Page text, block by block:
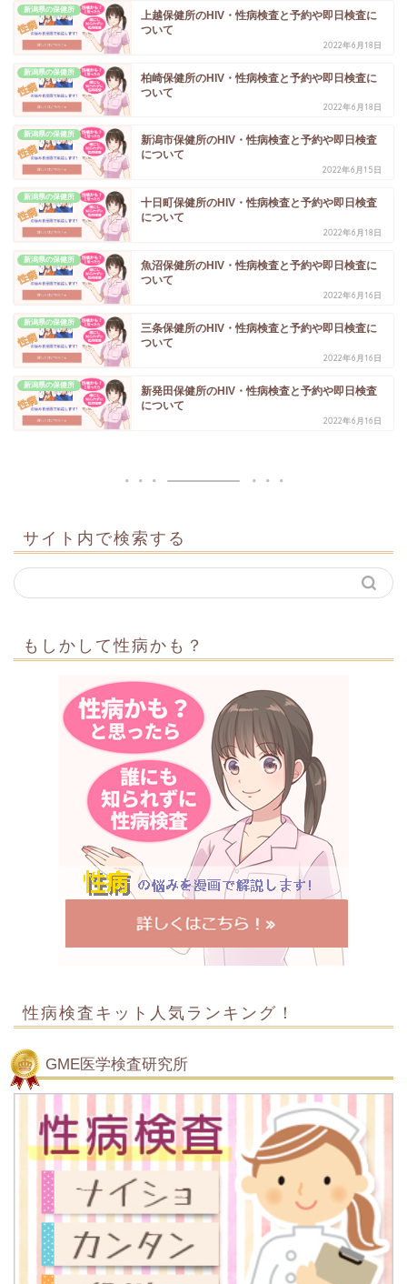
新潟県の保健所
上越保健所のHIV・性病検査と予約や即日検査に
ついて
2022年6月18日
新潟県の保健所
柏崎保健所のHIV・性病検査と予約や即日検査に
ついて
2022年6月18日
新潟県の保健所
新潟市保健所のHIV・性病検査と予約や即日検査
について
2022年6月15日
新潟県の保健所
十日町保健所のHIV・性病検査と予約や即日検査
について
2022年6月18日
新潟県の保健所
魚沼保健所のHIV・性病検査と予約や即日検査に
ついて
2022年6月16日
新潟県の保健所
三条保健所のHIV・性病検査と予約や即日検査に
ついて
2022年6月16日
新潟県の保健所
新発田保健所のHIV・性病検査と予約や即日検査
について
2022年6月16日
サイト内で検索する
もしかして性病かも？
性病検査キット人気ランキング！
GME医学検査研究所